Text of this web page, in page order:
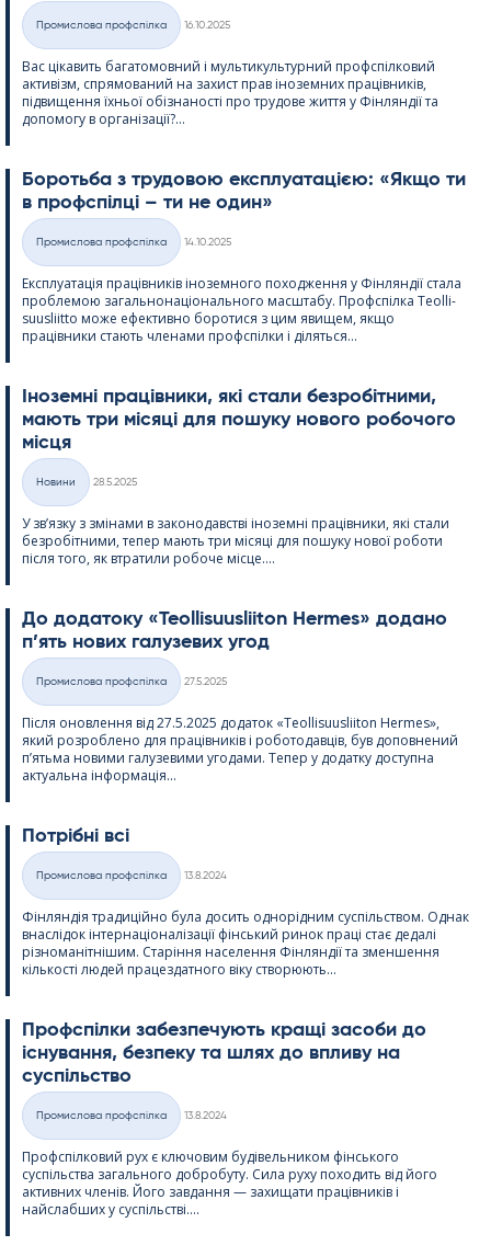
Категорії
Промислова профспілка
16.10.2025
Вас цікавить багатомовний і мультикультурний профспілковий
активізм, спрямований на захист прав іноземних працівників,
підвищення їхньої обізнаності про трудове життя у Фінляндії та
допомогу в організації?...
Боротьба з трудовою експлуатацією: «Якщо ти
в профспілці – ти не один»
Категорії
Промислова профспілка
14.10.2025
Експлуатація працівників іноземного походження у Фінляндії стала
проблемою загальнонаціонального масштабу. Профспілка Teol­li­
suus­liitto може ефективно боротися з цим явищем, якщо
працівники стають членами профспілки і діляться...
Іноземні працівники, які стали безробітними,
мають три місяці для пошуку нового робочого
місця
Категорії
Новини
28.5.2025
У зв’язку з змінами в законодавстві іноземні працівники, які стали
безробітними, тепер мають три місяці для пошуку нової роботи
після того, як втратили робоче місце....
До додатоку «Teol­li­suus­lii­ton Her­mes» додано
п’ять нових галузевих угод
Категорії
Промислова профспілка
27.5.2025
Після оновлення від 27.5.2025 додаток «Teol­li­suus­lii­ton Her­mes»,
який розроблено для працівників і роботодавців, був доповнений
п’ятьма новими галузевими угодами. Тепер у додатку доступна
актуальна інформація...
Потрібні всі
Категорії
Промислова профспілка
13.8.2024
Фінляндія традиційно була досить однорідним суспільством. Однак
внаслідок інтернаціоналізації фінський ринок праці стає дедалі
різноманітнішим. Старіння населення Фінляндії та зменшення
кількості людей працездатного віку створюють...
Профспілки забезпечують кращі засоби до
існування, безпеку та шлях до впливу на
суспільство
Категорії
Промислова профспілка
13.8.2024
Профспілковий рух є ключовим будівельником фінського
суспільства загального добробуту. Сила руху походить від його
активних членів. Його завдання — захищати працівників і
найслабших у суспільстві....